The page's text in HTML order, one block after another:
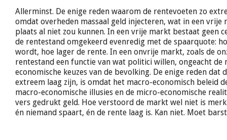
Allerminst. De enige reden waarom de rentevoeten zo
omdat overheden massaal geld injecteren, wat in een vrije
plaats al niet zou kunnen. In een vrije markt bestaat geen
de rentestand omgekeerd evenredig met de spaarquote:
wordt, hoe lager de rente. In een onvrije markt, zoals de
rentestand een functie van wat politici willen, ongeacht de
economische keuzes van de bevolking. De enige reden dat
extreem laag zijn, is omdat het macro-economisch beleid
macro-economische illusies en de micro-economische
vers gedrukt geld. Hoe verstoord de markt wel niet is
én niemand spaart, én de rente laag is. Kan niet. Moet